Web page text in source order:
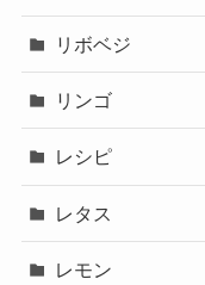
リボベジ
リンゴ
レシピ
レタス
レモン